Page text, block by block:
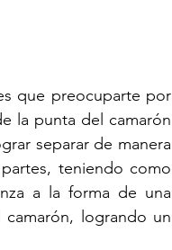
que preocuparte por
la punta del camarón
separar de manera
teniendo como
a la forma de una
logrando un